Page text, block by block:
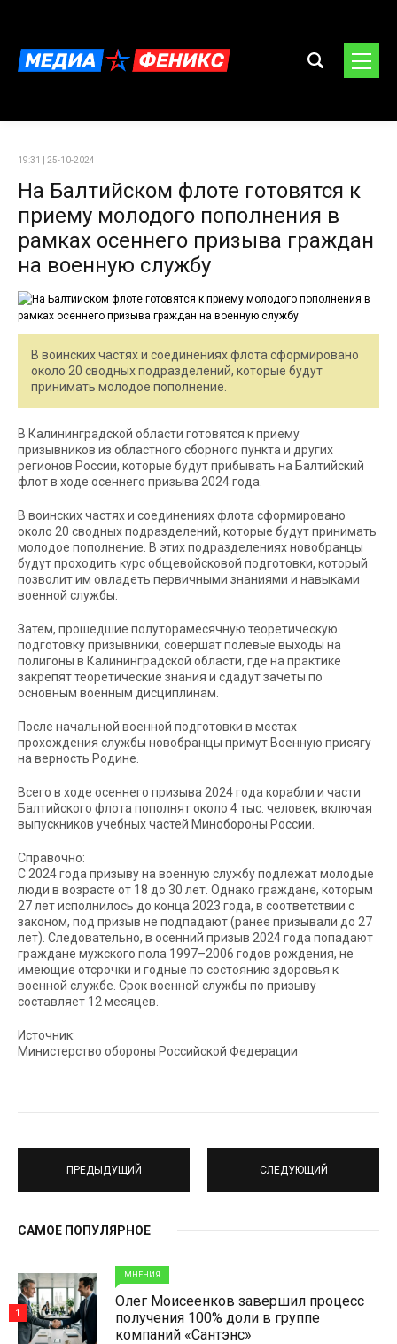
19:31 | 25-10-2024
На Балтийском флоте готовятся к
приему молодого пополнения в
рамках осеннего призыва граждан
на военную службу
В воинских частях и соединениях флота сформировано
около 20 сводных подразделений, которые будут
принимать молодое пополнение.
В Калининградской области готовятся к приему
призывников из областного сборного пункта и других
регионов России, которые будут прибывать на Балтийский
флот в ходе осеннего призыва 2024 года.
В воинских частях и соединениях флота сформировано
около 20 сводных подразделений, которые будут принимать
молодое пополнение. В этих подразделениях новобранцы
будут проходить курс общевойсковой подготовки, который
позволит им овладеть первичными знаниями и навыками
военной службы.
Затем, прошедшие полуторамесячную теоретическую
подготовку призывники, совершат полевые выходы на
полигоны в Калининградской области, где на практике
закрепят теоретические знания и сдадут зачеты по
основным военным дисциплинам.
После начальной военной подготовки в местах
прохождения службы новобранцы примут Военную присягу
на верность Родине.
Всего в ходе осеннего призыва 2024 года корабли и части
Балтийского флота пополнят около 4 тыс. человек, включая
выпускников учебных частей Минобороны России.
Справочно:
С 2024 года призыву на военную службу подлежат молодые
люди в возрасте от 18 до 30 лет. Однако граждане, которым
27 лет исполнилось до конца 2023 года, в соответствии с
законом, под призыв не подпадают (ранее призывали до 27
лет). Следовательно, в осенний призыв 2024 года попадают
граждане мужского пола 1997–2006 годов рождения, не
имеющие отсрочки и годные по состоянию здоровья к
военной службе. Срок военной службы по призыву
составляет 12 месяцев.
Источник:
Министерство обороны Российской Федерации
ПРЕДЫДУЩИЙ СЛЕДУЮЩИЙ
САМОЕ ПОПУЛЯРНОЕ
МНЕНИЯ
Олег Моисеенков завершил процесс
получения 100% доли в группе
компаний «Сантэнс»
1